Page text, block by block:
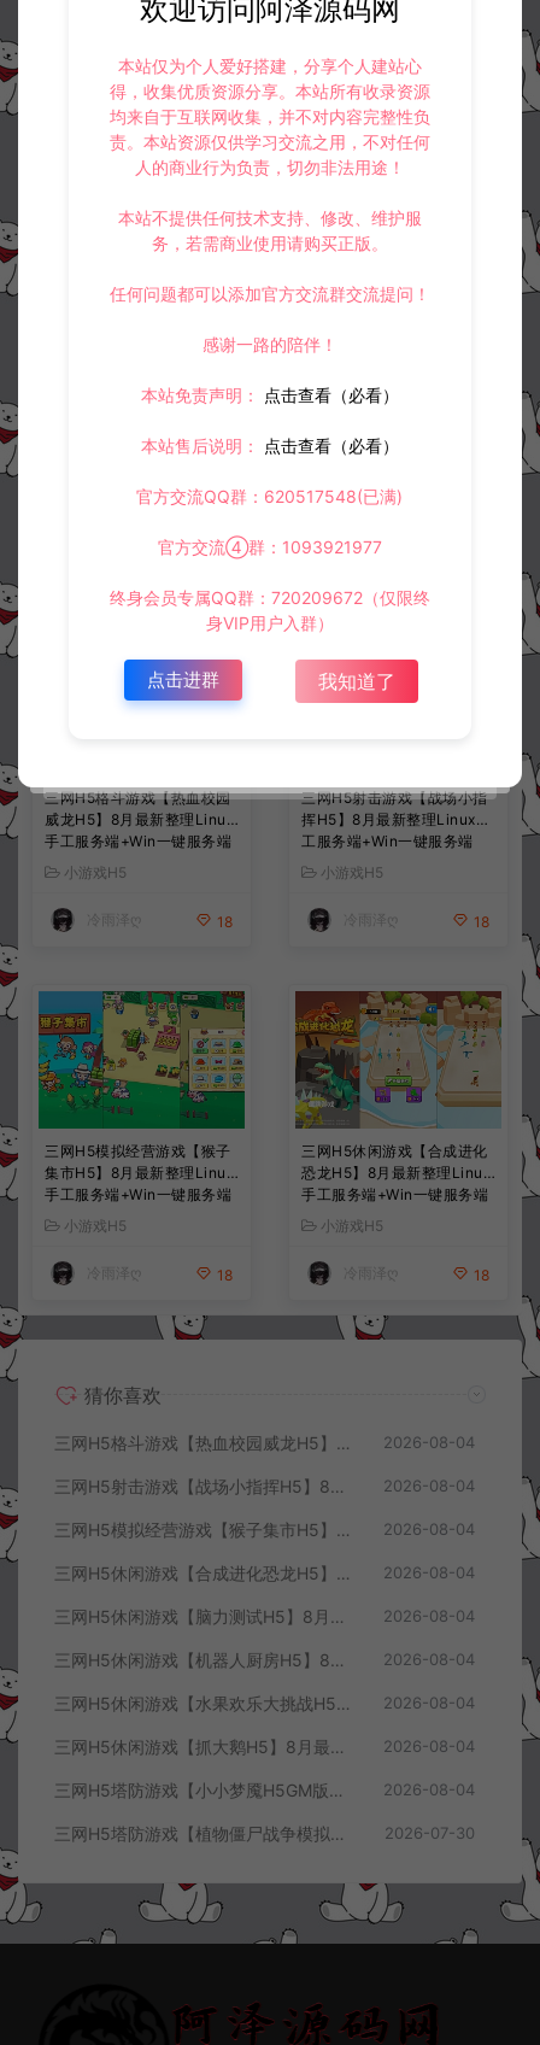
月最新整理Linux手工服务端+Win一键服务端+解压即玩+简易安卓客户端
冷雨泽ღ 默认解压密码：www.lyzwlkj.vip 复
下一篇：
相关资源
三网H5格斗游戏【热血校园
威龙H5】8月最新整理Linux
手工服务端+Win一键服务端
+解压即玩+简易安卓客户端
+详细搭建教程
小游戏H5
冷雨泽ღ 18
三网H5射击游戏【战场小指
挥H5】8月最新整理Linux手
工服务端+Win一键服务端
+解压即玩+简易安卓客户端
+详细搭建教程
小游戏H5
冷雨泽ღ 18
三网H5模拟经营游戏【猴子
集市H5】8月最新整理Linux
手工服务端+Win一键服务端
+解压即玩+简易安卓客户端
+详细搭建教程
小游戏H5
冷雨泽ღ 18
三网H5休闲游戏【合成进化
恐龙H5】8月最新整理Linux
手工服务端+Win一键服务端
+解压即玩+简易安卓客户端
+详细搭建教程
小游戏H5
冷雨泽ღ 18
猜你喜欢
三网H5格斗游戏【热血校园威龙H5】8月最新整理Linux手工服务端+Win一键服务端+解压即玩+简易安卓客户端+详细搭建教程 2026-08-04
三网H5射击游戏【战场小指挥H5】8月最新整理Linux手工服务端+Win一键服务端+解压即玩+简易安卓客户端+详细搭建教程 2026-08-04
三网H5模拟经营游戏【猴子集市H5】8月最新整理Linux手工服务端+Win一键服务端+解压即玩+简易安卓客户端+详细搭建教程 2026-08-04
三网H5休闲游戏【合成进化恐龙H5】8月最新整理Linux手工服务端+Win一键服务端+解压即玩+简易安卓客户端+详细搭建教程 2026-08-04
三网H5休闲游戏【脑力测试H5】8月最新整理Linux手工服务端+Win一键服务端+解压即玩+简易安卓客户端+详细搭建教程 2026-08-04
三网H5休闲游戏【机器人厨房H5】8月最新整理Linux手工服务端+Win一键服务端+解压即玩+简易安卓客户端+详细搭建教程 2026-08-04
三网H5休闲游戏【水果欢乐大挑战H5】8月最新整理Linux手工服务端+Win一键服务端+解压即玩+简易安卓客户端+详细搭建教程 2026-08-04
三网H5休闲游戏【抓大鹅H5】8月最新整理Linux手工服务端+Win一键服务端+解压即玩+简易安卓客户端+详细搭建教程 2026-08-04
三网H5塔防游戏【小小梦魇H5GM版】7月最新整理Linux手工服务端+Win一键服务端+解压即玩+简易安卓客户端+详细搭建教程 2026-08-04
三网H5塔防游戏【植物僵尸战争模拟器H5】7月最新整理Linux手工服务端+Win一键服务端+解压即玩+简易安卓客户端+详细搭建教程 2026-07-30
欢迎访问阿泽源码网
本站仅为个人爱好搭建，分享个人建站心
得，收集优质资源分享。本站所有收录资源
均来自于互联网收集，并不对内容完整性负
责。本站资源仅供学习交流之用，不对任何
人的商业行为负责，切勿非法用途！
本站不提供任何技术支持、修改、维护服
务，若需商业使用请购买正版。
任何问题都可以添加官方交流群交流提问！
感谢一路的陪伴！
本站免责声明： 点击查看（必看）
本站售后说明： 点击查看（必看）
官方交流QQ群：620517548(已满)
官方交流④群：1093921977
终身会员专属QQ群：720209672（仅限终
身VIP用户入群）
点击进群 我知道了